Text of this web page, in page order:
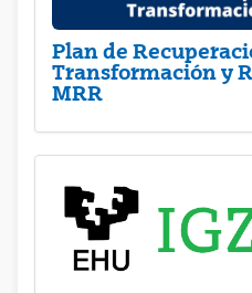
Plan de
Transformación y
MRR